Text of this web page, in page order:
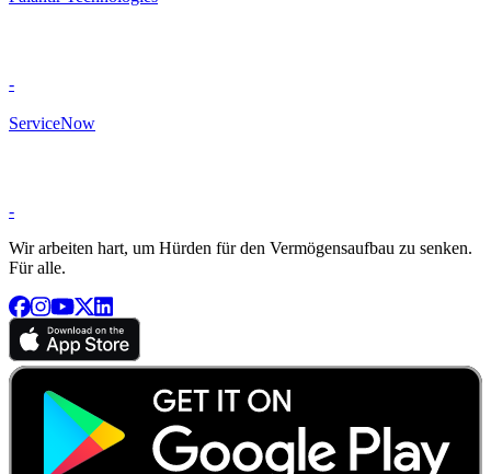
-
ServiceNow
-
Wir arbeiten hart, um Hürden für den Vermögensaufbau zu senken.
Für alle.